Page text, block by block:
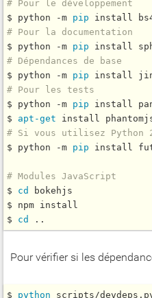
# Pour le développement
$ python -m pip
# Pour la documentation
$ python -m pip
# Dépendances de base
$ python -m pip
# Pour les tests
$ python -m pip install
$ apt-get
# Si vous utilisez Python
$ python -m pip install
# Modules JavaScript
$ cd
bokehjs
$ npm install
$ cd
Pour vérifier si les
$ python scripts/